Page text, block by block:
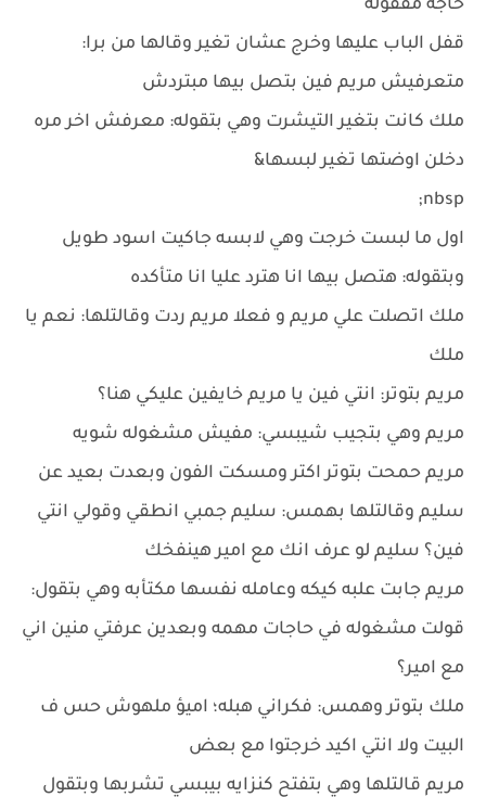
حاجه مقفوله
قفل الباب عليها وخرج عشان تغير وقالها من برا:
متعرفيش مريم فين بتصل بيها مبتردش
ملك كانت بتغير التيشرت وهي بتقوله: معرفش اخر مره
دخلن اوضتها تغير لبسها&
nbsp;
اول ما لبست خرجت وهي لابسه جاكيت اسود طويل
وبتقوله: هتصل بيها انا هترد عليا انا متأكده
ملك اتصلت علي مريم و فعلا مريم ردت وقالتلها: نعم يا
ملك
مريم بتوتر: انتي فين يا مريم خايفين عليكي هنا؟
مريم وهي بتجيب شيبسي: مفيش مشغوله شويه
مريم حمحت بتوتر اكتر ومسكت الفون وبعدت بعيد عن
سليم وقالتلها بهمس: سليم جمبي انطقي وقولي انتي
فين؟ سليم لو عرف انك مع امير هينفخك
مريم جابت علبه كيكه وعامله نفسها مكتأبه وهي بتقول:
قولت مشغوله في حاجات مهمه وبعدين عرفتي منين اني
مع امير؟
ملك بتوتر وهمس: فكراني هبله؛ اميؤ ملهوش حس ف
البيت ولا انتي اكيد خرجتوا مع بعض
مريم قالتلها وهي بتفتح كنزايه بيبسي تشربها وبتقول